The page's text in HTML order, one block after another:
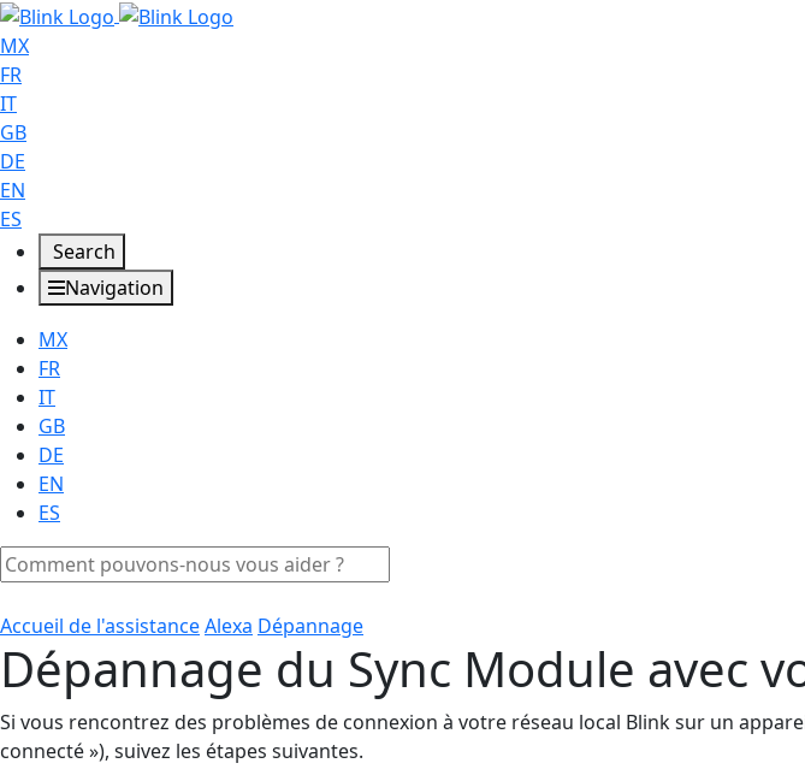
MX
FR
IT
GB
DE
EN
ES
Search
Navigation
MX
FR
IT
GB
DE
EN
ES
Accueil de l'assistanceAlexa Dépannage
Dépannage du Sync Module avec
Si vous rencontrez des problèmes de connexion à votre réseau local Blink sur un
connecté »), suivez les étapes suivantes.